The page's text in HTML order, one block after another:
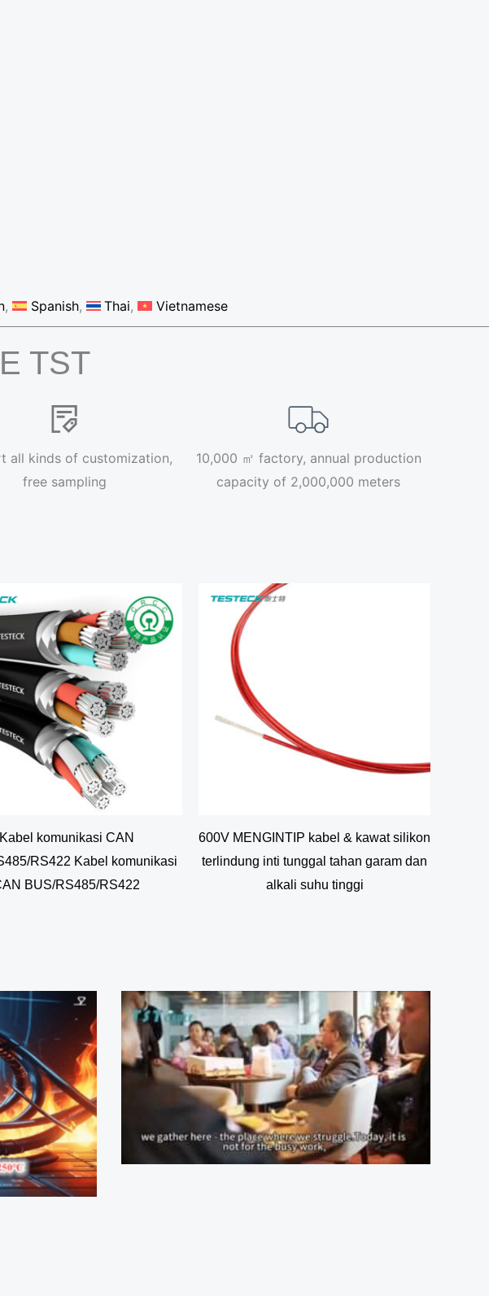
Spanish Thai Vietnamese
TST
all kinds of customization,
free sampling
10,000 ㎡ factory, annual production
capacity of 2,000,000 meters
Kabel komunikasi CAN
RS422 Kabel komunikasi
BUS/RS485/RS422
600V MENGINTIP kabel & kawat silikon
terlindung inti tunggal tahan garam dan
alkali suhu tinggi